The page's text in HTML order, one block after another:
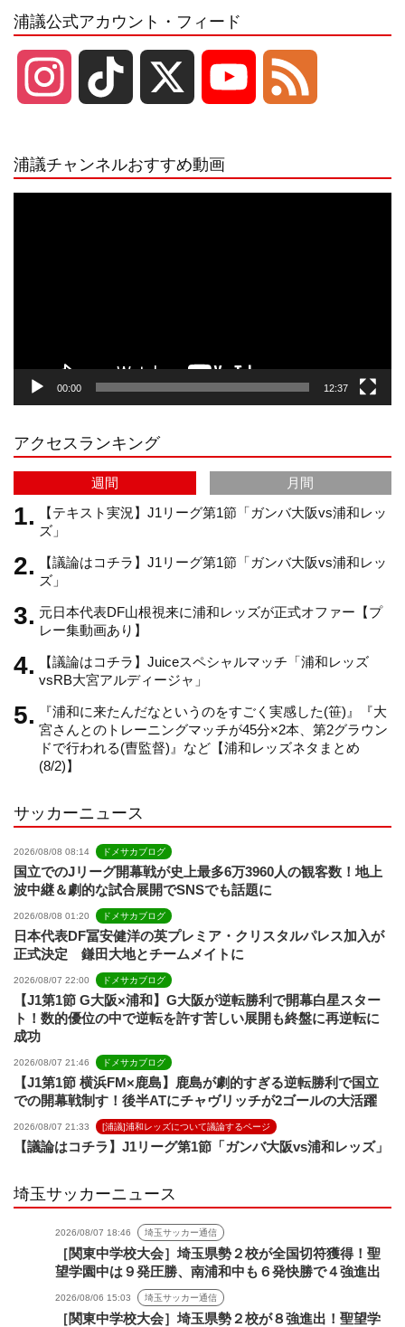
浦議公式アカウント・フィード
r
a
m
e
C
h
a
n
e
浦議チャンネルおすすめ動画
00:00 12:37
アクセスランキング
週間
月間
【テキスト実況】J1リーグ第1節「ガンバ大阪vs浦和レッ
ズ」
【議論はコチラ】J1リーグ第1節「ガンバ大阪vs浦和レッ
ズ」
元日本代表DF山根視来に浦和レッズが正式オファー【プ
レー集動画あり】
【議論はコチラ】Juiceスペシャルマッチ「浦和レッズ
vsRB大宮アルディージャ」
『浦和に来たんだなというのをすごく実感した(笹)』『大
宮さんとのトレーニングマッチが45分×2本、第2グラウン
ドで行われる(曺監督)』など【浦和レッズネタまとめ
(8/2)】
サッカーニュース
2026/08/08 08:14 ドメサカブログ
国立でのJリーグ開幕戦が史上最多6万3960人の観客数！地上
波中継＆劇的な試合展開でSNSでも話題に
2026/08/08 01:20 ドメサカブログ
日本代表DF冨安健洋の英プレミア・クリスタルパレス加入が
正式決定 鎌田大地とチームメイトに
2026/08/07 22:00 ドメサカブログ
【J1第1節 G大阪×浦和】G大阪が逆転勝利で開幕白星スター
ト！数的優位の中で逆転を許す苦しい展開も終盤に再逆転に
成功
2026/08/07 21:46 ドメサカブログ
【J1第1節 横浜FM×鹿島】鹿島が劇的すぎる逆転勝利で国立
での開幕戦制す！後半ATにチャヴリッチが2ゴールの大活躍
2026/08/07 21:33 [浦議]浦和レッズについて議論するページ
【議論はコチラ】J1リーグ第1節「ガンバ大阪vs浦和レッズ」
埼玉サッカーニュース
2026/08/07 18:46 埼玉サッカー通信
［関東中学校大会］埼玉県勢２校が全国切符獲得！聖
望学園中は９発圧勝、南浦和中も６発快勝で４強進出
2026/08/06 15:03 埼玉サッカー通信
［関東中学校大会］埼玉県勢２校が８強進出！聖望学